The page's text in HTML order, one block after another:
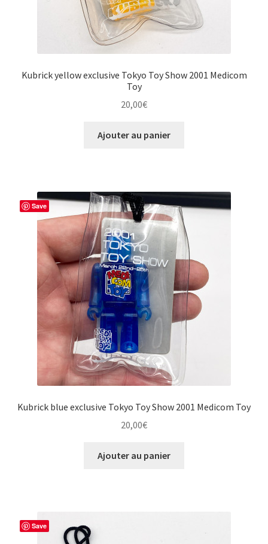
Kubrick yellow exclusive Tokyo Toy Show 2001 Medicom
Toy
20,00€
Ajouter au panier
Save
Kubrick blue exclusive Tokyo Toy Show 2001 Medicom Toy
20,00€
Ajouter au panier
Save